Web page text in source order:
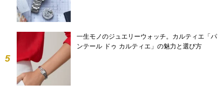
5
一生モノのジュエリーウォッチ。カルティエ「パ
ンテール ドゥ カルティエ」の魅力と選び方